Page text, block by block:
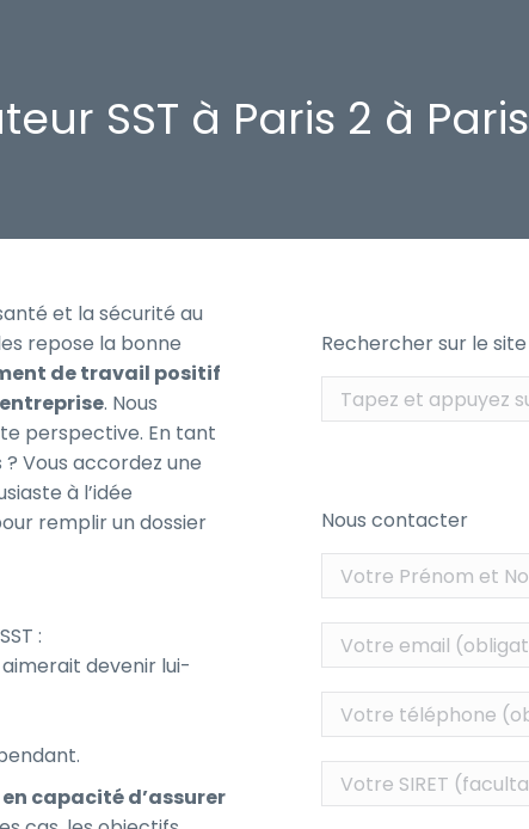
SST à Paris 2 à Paris
Rechercher sur le site
Recherche
:
Nous contacter
et la sécurité au
repose la bonne
de travail positif
. Nous
perspective. En tant
Vous accordez une
à l’idée
remplir un dossier
:
devenir lui-
en capacité d’assurer